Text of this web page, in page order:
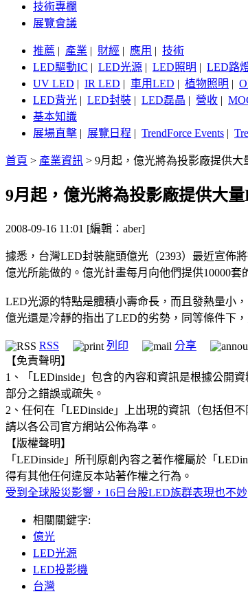
技術專欄
展覽會議
推薦 | 產業 | 財經 | 應用 | 技術
LED驅動IC | LED光源 | LED照明 | LED路
UV LED | IR LED | 車用LED | 植物照明 |
LED背光 | LED封裝 | LED磊晶 | 營收 |
基本知識
展場直擊 | 展覽日程 | TrendForce Events |
首頁 > 產業資訊 > 9月起，億光將為投影廠提供大
9月起，億光將為投影廠提供大
2008-09-16 11:01 [編輯：aber]
據悉，台灣LED封裝龍頭億光（2393）最近宣佈
億光所能做的。億光計畫每月向他們提供10000
LED光源的特點是體積小壽命長，而且發熱量小
億光還是冷靜的指出了LED的劣勢，同等條件下
RSS 列印 分享
【免責聲明】
1、「LEDinside」包含的內容和資訊是根據公開
部分之錯誤或疏失。
2、任何在「LEDinside」上出現的資訊（包括但
請以各公司官方網站公佈為準。
【版權聲明】
「LEDinside」所刊原創內容之著作權屬於「
得有其他任何違反本站著作權之行為。
受到全球股災影響，16日台股LED族群表現也不妙
相關關鍵字:
億光
LED光源
LED投影機
台灣